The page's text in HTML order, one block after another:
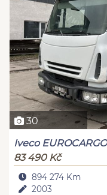
30
Iveco
83 490 Kč
894 274 Km
2003